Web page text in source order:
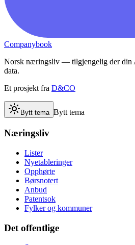
Companybook
Norsk næringsliv — tilgjengelig der din
data.
Et prosjekt fra D&CO
Bytt tema Bytt tema
Næringsliv
Lister
Nyetableringer
Opphørte
Børsnotert
Anbud
Patentsok
Fylker og kommuner
Det offentlige